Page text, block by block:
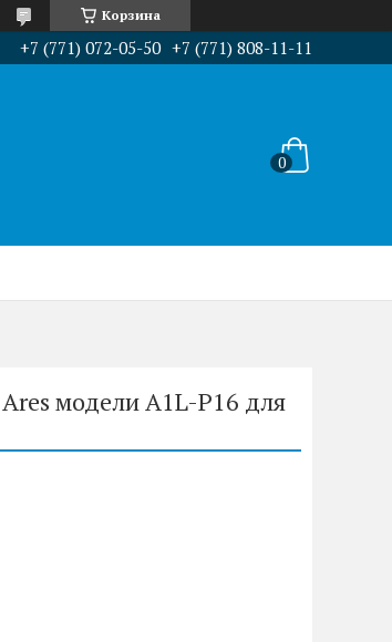
Корзина
+7 (771) 072-05-50 +7 (771) 808-11-11
модели A1L-P16 для